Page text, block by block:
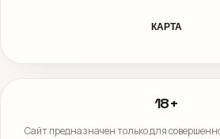
КАРТА
18+
Сайт предназначен только для